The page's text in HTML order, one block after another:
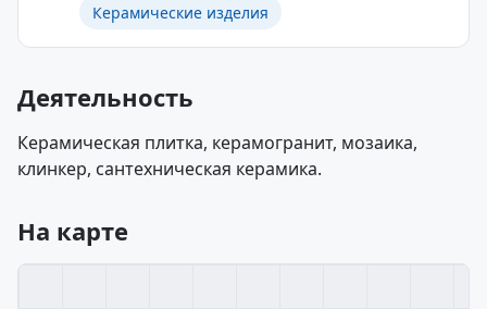
Керамические изделия
Деятельность
Керамическая плитка, керамогранит, мозаика,
клинкер, сантехническая керамика.
На карте